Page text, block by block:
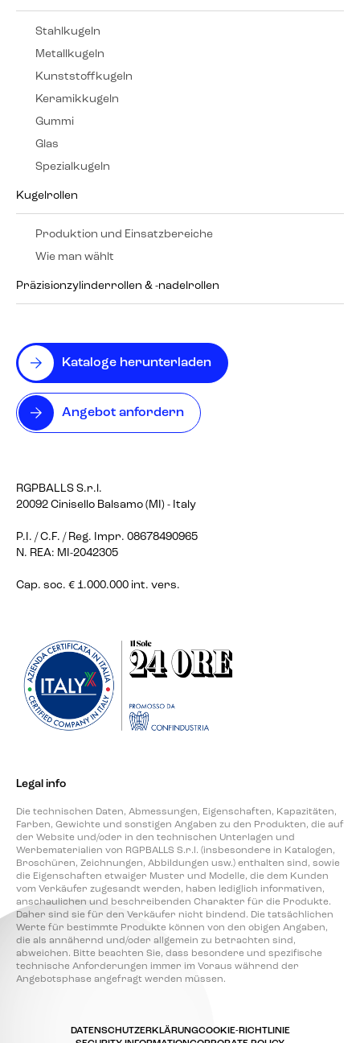
Kataloge herunterladen
Angebot anfordern
RGPBALLS S.r.l.
20092 Cinisello Balsamo (MI) - Italy
P.I. / C.F. / Reg. Impr. 08678490965
N. REA: MI-2042305
Cap. soc. € 1.000.000 int. vers.
Stahlkugeln
Metallkugeln
Kunststoffkugeln
Keramikkugeln
Gummi
Glas
Spezialkugeln
Kugelrollen
Produktion und Einsatzbereiche
Wie man wählt
Präzisionzylinderrollen & -nadelrollen
Legal info
Die technischen Daten, Abmessungen, Eigenschaften, Kapazitäten,
Farben, Gewichte und sonstigen Angaben zu den Produkten, die auf
der Website und/oder in den technischen Unterlagen und
Werbematerialien von RGPBALLS S.r.l. (insbesondere in Katalogen,
Broschüren, Zeichnungen, Abbildungen usw.) enthalten sind, sowie
die Eigenschaften etwaiger Muster und Modelle, die dem Kunden
vom Verkäufer zugesandt werden, haben lediglich informativen,
anschaulichen und beschreibenden Charakter für die Produkte.
Daher sind sie für den Verkäufer nicht bindend. Die tatsächlichen
Werte für bestimmte Produkte können von den obigen Angaben,
die als annähernd und/oder allgemein zu betrachten sind,
abweichen. Bitte beachten Sie, dass besondere und spezifische
technische Anforderungen immer im Voraus während der
Angebotsphase angefragt werden müssen.
DATENSCHUTZERKLÄRUNGCOOKIE-RICHTLINIE